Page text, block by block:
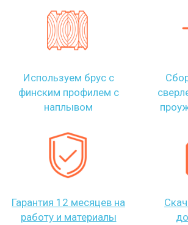
Используем брус с
финским профилем с
наплывом
Гарантия 12 месяцев на
работу и материалы